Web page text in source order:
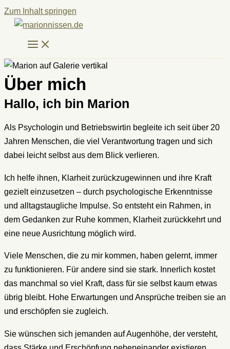
Zum Inhalt springen
Über mich
Hallo, ich bin Marion
Als Psychologin und Betriebswirtin begleite ich seit über 20
Jahren Menschen, die viel Verantwortung tragen und sich
dabei leicht selbst aus dem Blick verlieren.
Ich helfe ihnen, Klarheit zurückzugewinnen und ihre Kraft
gezielt einzusetzen – durch psychologische Erkenntnisse
und alltagstaugliche Impulse. So entsteht ein Rahmen, in
dem Gedanken zur Ruhe kommen, Klarheit zurückkehrt und
eine neue Ausrichtung möglich wird.
Viele Menschen, die zu mir kommen, haben gelernt, immer
zu funktionieren. Für andere sind sie stark. Innerlich kostet
das manchmal so viel Kraft, dass für sie selbst kaum etwas
übrig bleibt. Hohe Erwartungen und Ansprüche treiben sie an
und erschöpfen sie zugleich.
Sie wünschen sich jemanden auf Augenhöhe, der versteht,